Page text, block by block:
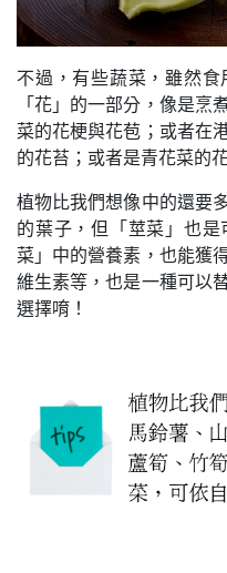
不過，有些蔬菜，雖然
「花」的一部分，像是烹
菜的花梗與花苞；或者在
的花苔；或者是青花菜的
植物比我們想像中的還要
的葉子，但「莖菜」也
菜」中的營養素，也能獲
維生素等，也是一種可以
選擇唷！